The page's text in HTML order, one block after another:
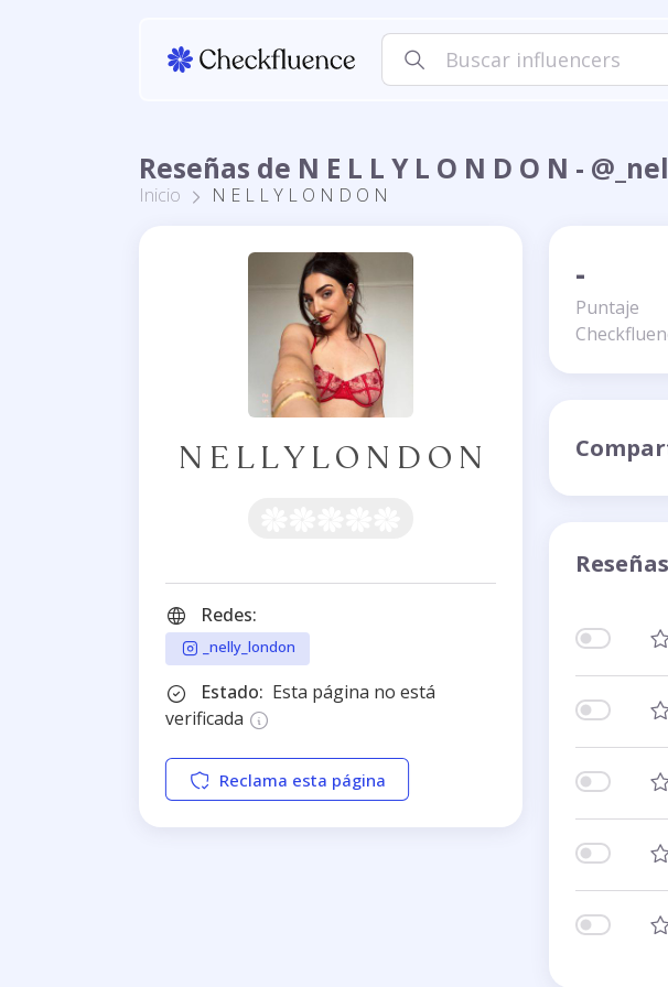
Reseñas de N E L L Y L O N D O N -
Inicio N E L L Y L O N D O N
N E L L Y L O N D O N
Redes:
_nelly_london
Estado: Esta página no está
verificada
Reclama esta página
-
Puntaje
Reseñas